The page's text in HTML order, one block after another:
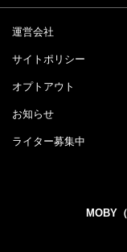
運営会社
サイトポリシー
オプトアウト
お知らせ
ライター募集中
MOBY